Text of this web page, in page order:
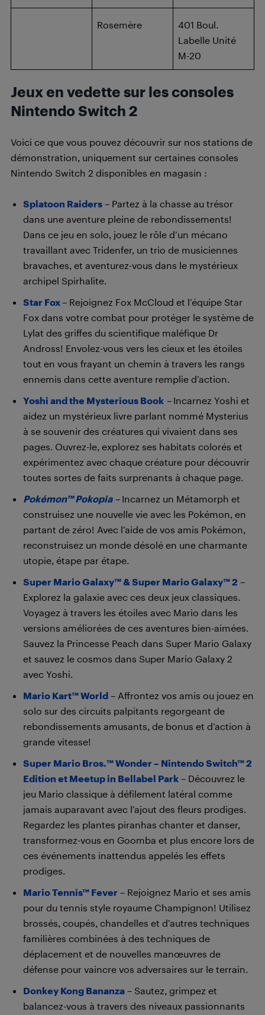
Rosemère
401 Boul.
Labelle Unité
M-20
Jeux en vedette sur les consoles
Nintendo Switch 2
Voici ce que vous pouvez découvrir sur nos stations de
démonstration, uniquement sur certaines consoles
Nintendo Switch 2 disponibles en magasin :
Splatoon Raiders – Partez à la chasse au trésor
dans une aventure pleine de rebondissements!
Dans ce jeu en solo, jouez le rôle d’un mécano
travaillant avec Tridenfer, un trio de musiciennes
bravaches, et aventurez-vous dans le mystérieux
archipel Spirhalite.
Star Fox– Rejoignez Fox McCloud et l’équipe Star
Fox dans votre combat pour protéger le système de
Lylat des griffes du scientifique maléfique Dr
Andross! Envolez-vous vers les cieux et les étoiles
tout en vous frayant un chemin à travers les rangs
ennemis dans cette aventure remplie d’action.
Yoshi and the Mysterious Book – Incarnez Yoshi et
aidez un mystérieux livre parlant nommé Mysterius
à se souvenir des créatures qui vivaient dans ses
pages. Ouvrez-le, explorez ses habitats colorés et
expérimentez avec chaque créature pour découvrir
toutes sortes de faits surprenants à chaque page.
Pokémon™ Pokopia– Incarnez un Métamorph et
construisez une nouvelle vie avec les Pokémon, en
partant de zéro! Avec l’aide de vos amis Pokémon,
reconstruisez un monde désolé en une charmante
utopie, étape par étape.
Super Mario Galaxy™ & Super Mario Galaxy™ 2 –
Explorez la galaxie avec ces deux jeux classiques.
Voyagez à travers les étoiles avec Mario dans les
versions améliorées de ces aventures bien-aimées.
Sauvez la Princesse Peach dans Super Mario Galaxy
et sauvez le cosmos dans Super Mario Galaxy 2
avec Yoshi.
Mario Kart™ World – Affrontez vos amis ou jouez en
solo sur des circuits palpitants regorgeant de
rebondissements amusants, de bonus et d’action à
grande vitesse!
Super Mario Bros.™ Wonder – Nintendo Switch™ 2
Edition et Meetup in Bellabel Park – Découvrez le
jeu Mario classique à défilement latéral comme
jamais auparavant avec l’ajout des fleurs prodiges.
Regardez les plantes piranhas chanter et danser,
transformez-vous en Goomba et plus encore lors de
ces événements inattendus appelés les effets
prodiges.
Mario Tennis™ Fever – Rejoignez Mario et ses amis
pour du tennis style royaume Champignon! Utilisez
brossés, coupés, chandelles et d’autres techniques
familières combinées à des techniques de
déplacement et de nouvelles manœuvres de
défense pour vaincre vos adversaires sur le terrain.
Donkey Kong Bananza – Sautez, grimpez et
balancez-vous à travers des niveaux passionnants